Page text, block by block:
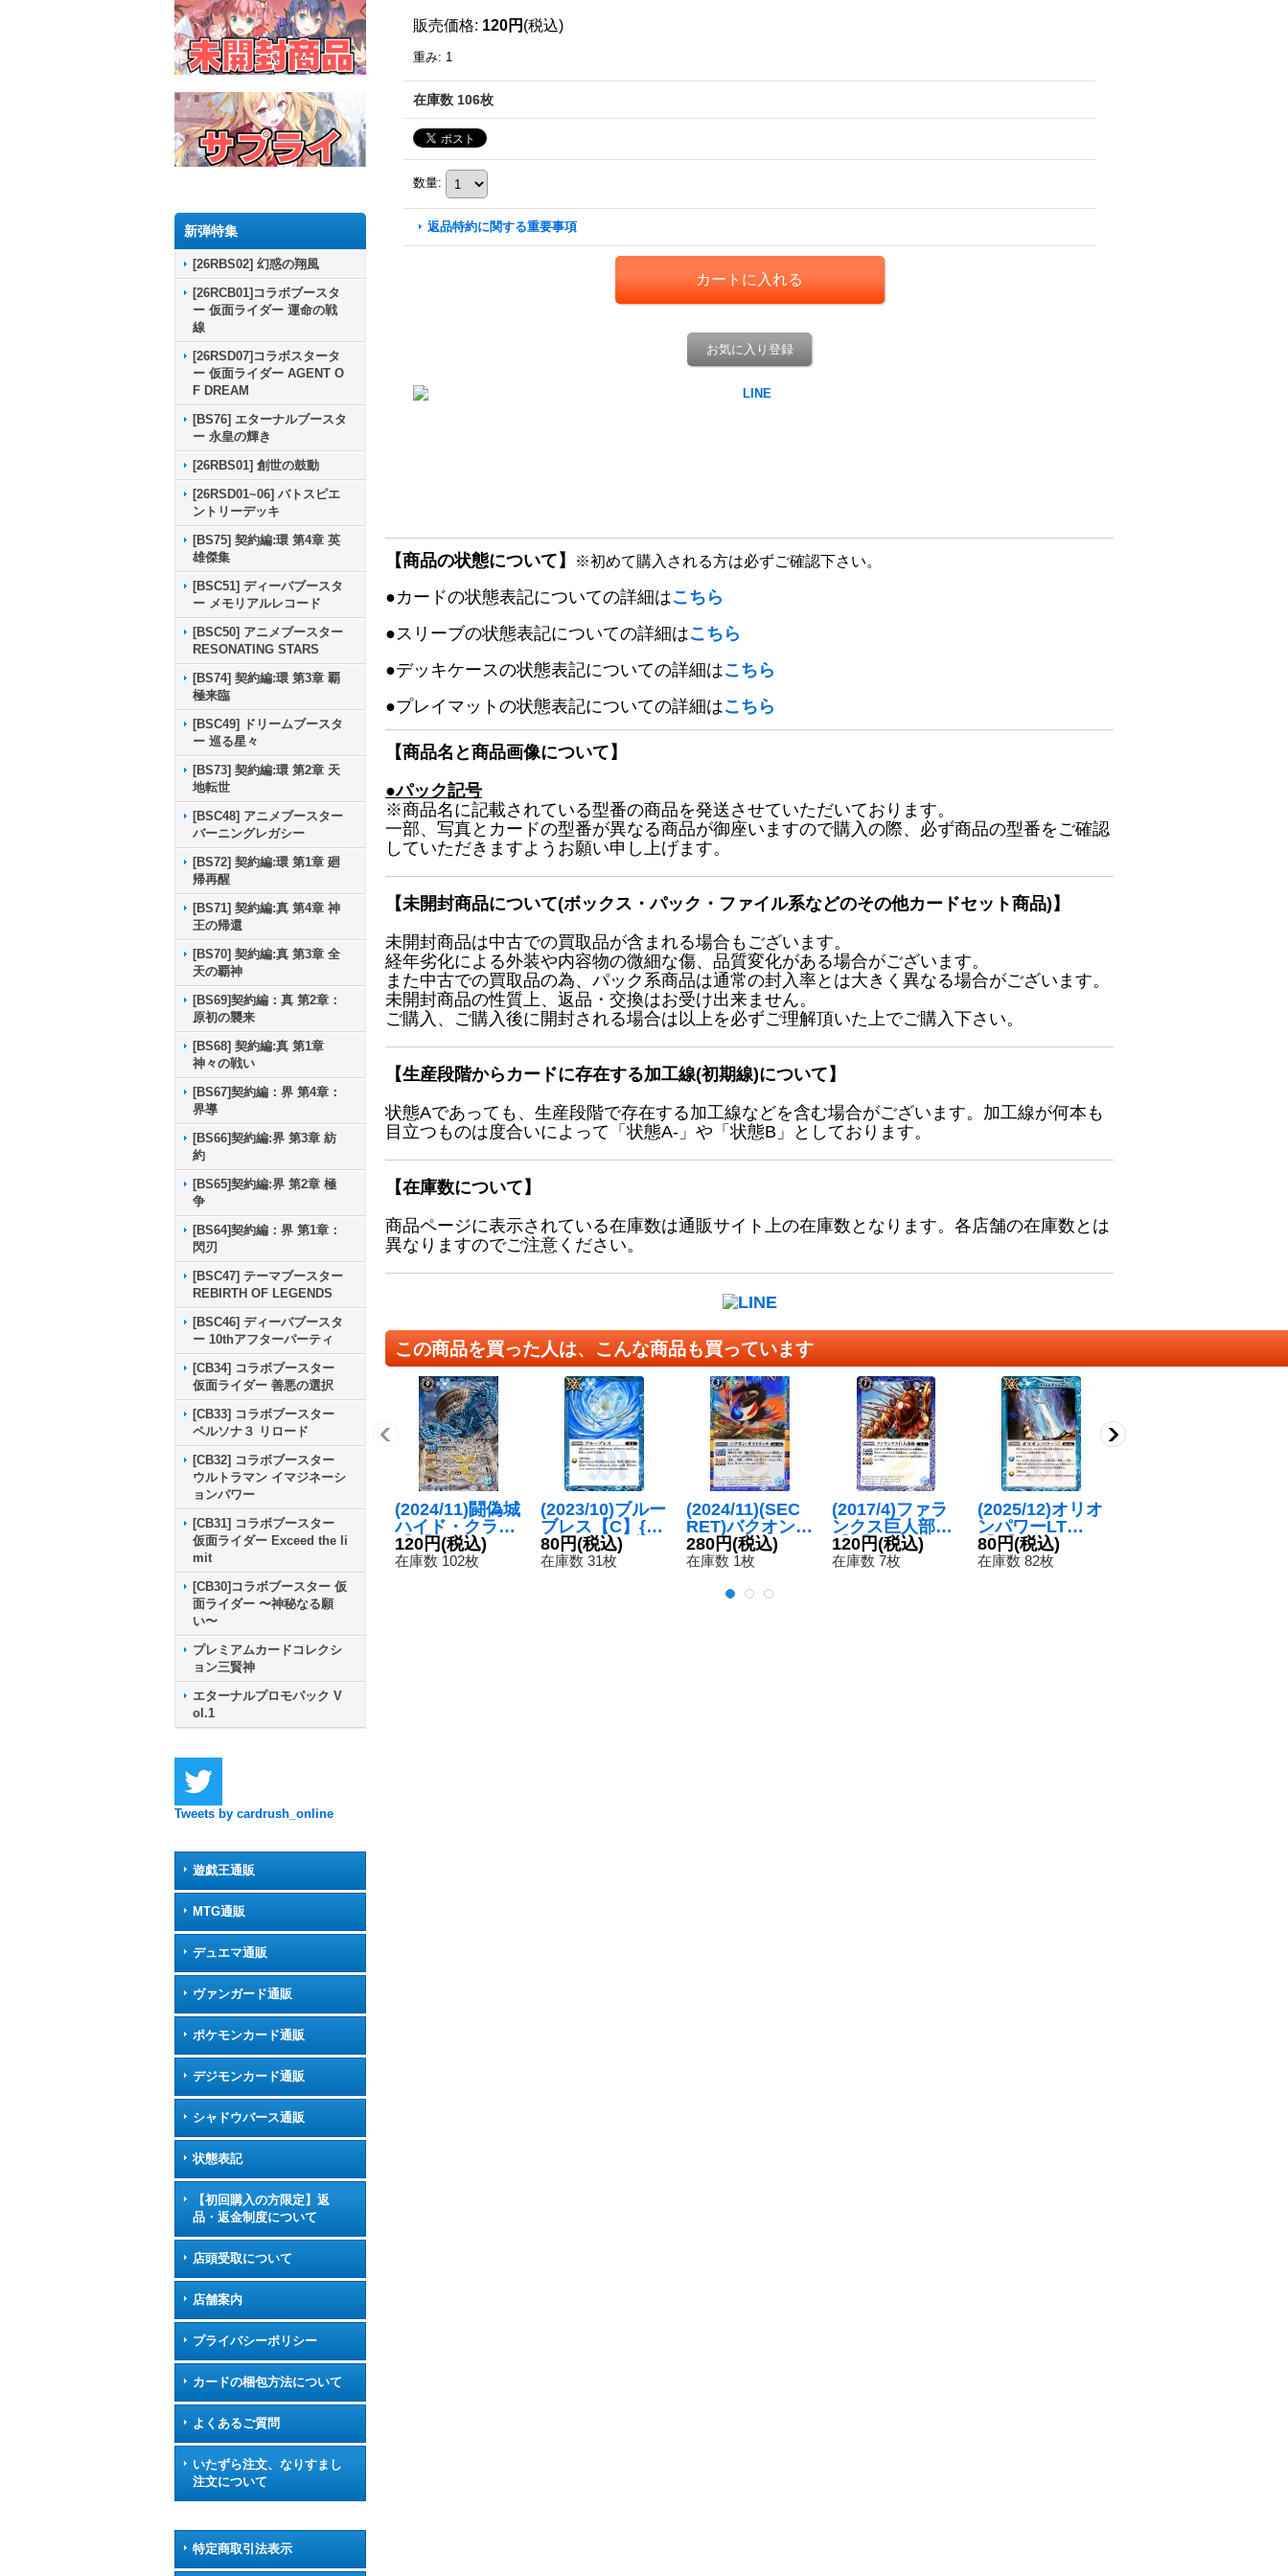
新弾特集
[26RBS02] 幻惑の翔風
[26RCB01]コラボブースタ
ー 仮面ライダー 運命の戦
線
[26RSD07]コラボスタータ
ー 仮面ライダー AGENT O
F DREAM
[BS76] エターナルブースタ
ー 永皇の輝き
[26RBS01] 創世の鼓動
[26RSD01~06] バトスピエ
ントリーデッキ
[BS75] 契約編:環 第4章 英
雄傑集
[BSC51] ディーバブースタ
ー メモリアルレコード
[BSC50] アニメブースター
RESONATING STARS
[BS74] 契約編:環 第3章 覇
極来臨
[BSC49] ドリームブースタ
ー 巡る星々
[BS73] 契約編:環 第2章 天
地転世
[BSC48] アニメブースター
バーニングレガシー
[BS72] 契約編:環 第1章 廻
帰再醒
[BS71] 契約編:真 第4章 神
王の帰還
[BS70] 契約編:真 第3章 全
天の覇神
[BS69]契約編：真 第2章：
原初の襲来
[BS68] 契約編:真 第1章
神々の戦い
[BS67]契約編：界 第4章：
界導
[BS66]契約編:界 第3章 紡
約
[BS65]契約編:界 第2章 極
争
[BS64]契約編：界 第1章：
閃刃
[BSC47] テーマブースター
REBIRTH OF LEGENDS
[BSC46] ディーバブースタ
ー 10thアフターパーティ
[CB34] コラボブースター
仮面ライダー 善悪の選択
[CB33] コラボブースター
ペルソナ３ リロード
[CB32] コラボブースター
ウルトラマン イマジネーシ
ョンパワー
[CB31] コラボブースター
仮面ライダー Exceed the li
mit
[CB30]コラボブースター 仮
面ライダー 〜神秘なる願
い〜
プレミアムカードコレクシ
ョン三賢神
エターナルプロモパック V
ol.1
Tweets by cardrush_online
遊戯王通販
MTG通販
デュエマ通販
ヴァンガード通販
ポケモンカード通販
デジモンカード通販
シャドウバース通販
状態表記
【初回購入の方限定】返
品・返金制度について
店頭受取について
店舗案内
プライバシーポリシー
カードの梱包方法について
よくあるご質問
いたずら注文、なりすまし
注文について
特定商取引法表示
販売価格: 120円 (税込)
重み: 1
在庫数 106枚
数量:
返品特約に関する重要事項
お気に入り登録
【商品の状態について】 ※初めて購入される方は必ずご確認下さい。
●カードの状態表記についての詳細はこちら
●スリーブの状態表記についての詳細はこちら
●デッキケースの状態表記についての詳細はこちら
●プレイマットの状態表記についての詳細はこちら
【商品名と商品画像について】
●パック記号
※商品名に記載されている型番の商品を発送させていただいております。
一部、写真とカードの型番が異なる商品が御座いますので購入の際、必ず商品の型番をご確認
していただきますようお願い申し上げます。
【未開封商品について(ボックス・パック・ファイル系などのその他カードセット商品)】
未開封商品は中古での買取品が含まれる場合もございます。
経年劣化による外装や内容物の微細な傷、品質変化がある場合がございます。
また中古での買取品の為、パック系商品は通常の封入率とは大きく異なる場合がございます。
未開封商品の性質上、返品・交換はお受け出来ません。
ご購入、ご購入後に開封される場合は以上を必ずご理解頂いた上でご購入下さい。
【生産段階からカードに存在する加工線(初期線)について】
状態Aであっても、生産段階で存在する加工線などを含む場合がございます。加工線が何本も
目立つものは度合いによって「状態A-」や「状態B」としております。
【在庫数について】
商品ページに表示されている在庫数は通販サイト上の在庫数となります。各店舗の在庫数とは
異なりますのでご注意ください。
この商品を買った人は、こんな商品も買っています
(2024/11)闘偽城
ハイド・クラブ
【X】{BS68-X0
8}《青》
120円(税込)
在庫数 102枚
(2023/10)ブルー
ブレス【C】{B
S66-087}《青》
80円(税込)
在庫数 31枚
(2024/11)(SEC
RET)バクオン・
オストリッチ
【R-SEC】{BS
280円(税込)
在庫数 1枚
(2017/4)ファラ
ンクス巨人部隊
【C】{BS40-05
5}《青》
120円(税込)
在庫数 7枚
(2025/12)オリオ
ンパワーLT
【C】{BSC49-1
00}《青》
80円(税込)
在庫数 82枚